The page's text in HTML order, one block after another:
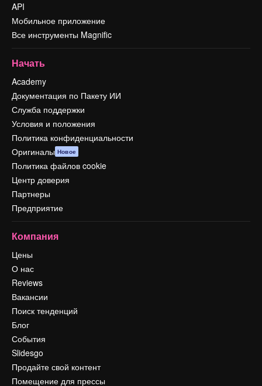
API
Мобильное приложение
Все инструменты Magnific
Начать
Academy
Документация по Пакету ИИ
Служба поддержки
Условия и положения
Политика конфиденциальности
Оригиналы Новое
Политика файлов cookie
Центр доверия
Партнеры
Предприятие
Компания
Цены
О нас
Reviews
Вакансии
Поиск тенденций
Блог
События
Slidesgo
Продайте свой контент
Помещение для прессы